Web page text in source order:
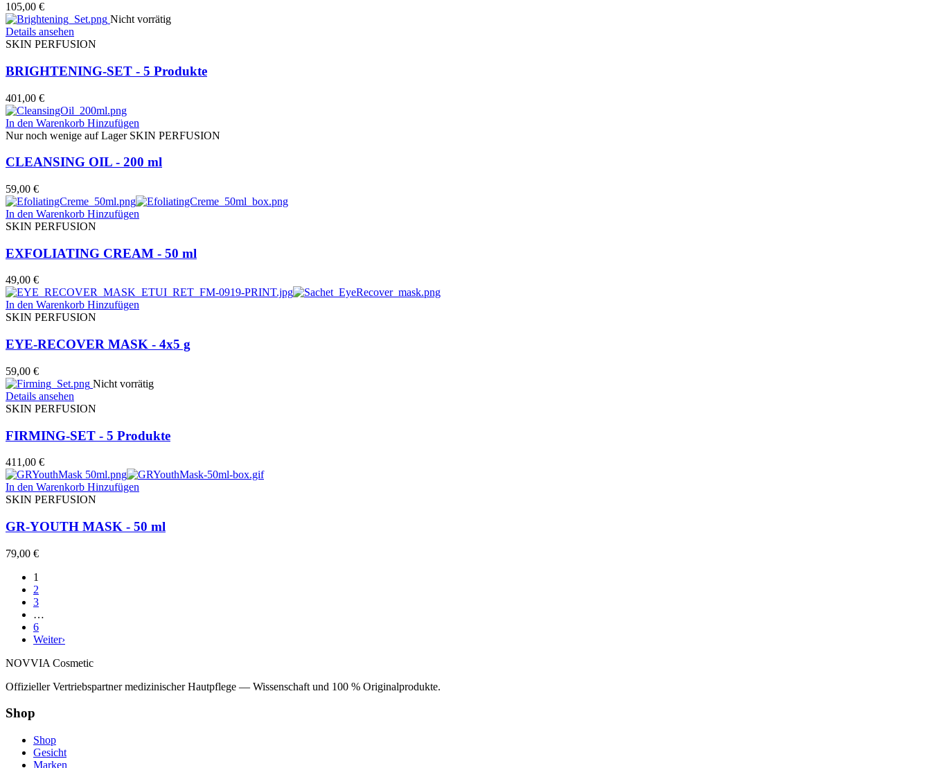
105,00 €
Nicht vorrätig
Details ansehen
SKIN PERFUSION
BRIGHTENING-SET - 5 Produkte
401,00 €
In den Warenkorb Hinzufügen
Nur noch wenige auf Lager SKIN PERFUSION
CLEANSING OIL - 200 ml
59,00 €
In den Warenkorb Hinzufügen
SKIN PERFUSION
EXFOLIATING CREAM - 50 ml
49,00 €
In den Warenkorb Hinzufügen
SKIN PERFUSION
EYE-RECOVER MASK - 4x5 g
59,00 €
Nicht vorrätig
Details ansehen
SKIN PERFUSION
FIRMING-SET - 5 Produkte
411,00 €
In den Warenkorb Hinzufügen
SKIN PERFUSION
GR-YOUTH MASK - 50 ml
79,00 €
1
2
3
…
6
Weiter›
NOVVIA Cosmetic
Offizieller Vertriebspartner medizinischer Hautpflege — Wissenschaft und 100 % Originalprodukte.
Shop
Shop
Gesicht
Marken